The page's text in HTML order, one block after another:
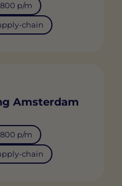
p/m
chain
Amsterdam
p/m
chain